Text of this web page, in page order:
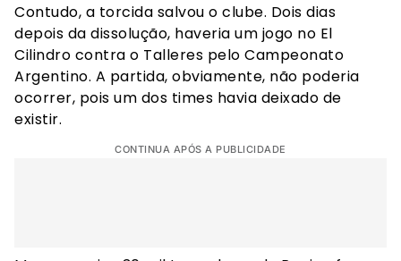
Contudo, a torcida salvou o clube. Dois dias
depois da dissolução, haveria um jogo no El
Cilindro contra o Talleres pelo Campeonato
Argentino. A partida, obviamente, não poderia
ocorrer, pois um dos times havia deixado de
existir.
CONTINUA APÓS A PUBLICIDADE